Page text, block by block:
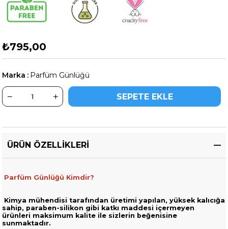
₺795,00
Marka : Parfüm Günlüğü
ÜRÜN ÖZELLIKLERI
Parfüm Günlüğü Kimdir?
Kimya mühendisi tarafından üretimi yapılan, yüksek kalıcığa
sahip, paraben-silikon gibi katkı maddesi içermeyen
ürünleri maksimum kalite ile sizlerin beğenisine
sunmaktadır.